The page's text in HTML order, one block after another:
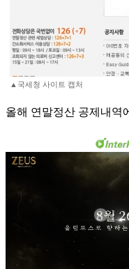
▲국세청 사이트 캡처
올해 연말정산 공제내역